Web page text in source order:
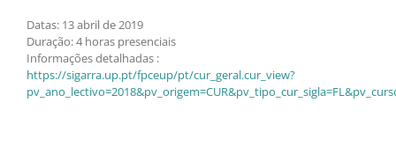
Datas: 13 abril de 2019
Duração: 4 horas presenciais
Informações detalhadas :
https://sigarra.up.pt/fpceup/pt/cur_geral.cur_view?